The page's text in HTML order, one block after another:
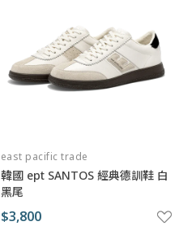
east pacific trade
韓國 ept SANTOS 經典德訓鞋 白
黑尾
$3,800